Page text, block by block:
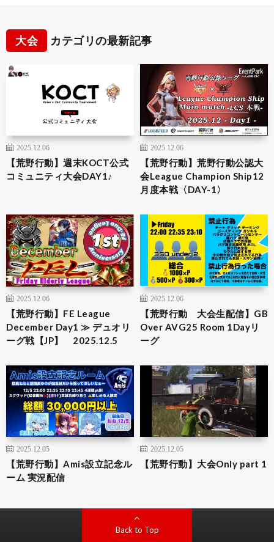
大会 カテゴリの最新記事
2025.12.06
【荒野行動】週末KOCT公式
コミュニティ大会DAY1♪
2025.12.06
【荒野行動】荒野行動公認大
会League Champion Ship12
月度本戦〈DAY-1〉
2025.12.06
【荒野行動】FE League
December Day1 ≫ デュオリ
ーグ戦【JP】 2025.12.5
2025.12.06
【荒野行動 大会生配信】GB
Over AVG25 Room 1Dayリ
ーグ
2025.12.05
【荒野行動】Amis設立記念ル
ーム 実況配信
2025.12.05
【荒野行動】大会Only part 1
Back to Top